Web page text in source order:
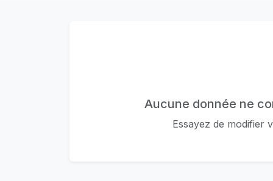
Aucune donnée ne
Essayez de modifier